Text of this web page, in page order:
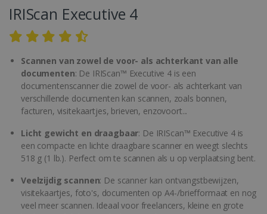
IRIScan Executive 4
Scannen van zowel de voor- als achterkant van alle
documenten: De IRIScan™ Executive 4 is een
documentenscanner die zowel de voor- als achterkant van
verschillende documenten kan scannen, zoals bonnen,
facturen, visitekaartjes, brieven, enzovoort...
Licht gewicht en draagbaar: De IRIScan™ Executive 4 is
een compacte en lichte draagbare scanner en weegt slechts
518 g (1 lb.). Perfect om te scannen als u op verplaatsing bent.
Veelzijdig scannen: De scanner kan ontvangstbewijzen,
visitekaartjes, foto's, documenten op A4-/briefformaat en nog
veel meer scannen. Ideaal voor freelancers, kleine en grote